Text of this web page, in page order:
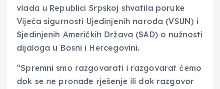
vlada u Republici Srpskoj shvatila poruke
Vijeća sigurnosti Ujedinjenih naroda (VSUN) i
Sjedinjenih Američkih Država (SAD) o nužnosti
dijaloga u Bosni i Hercegovini.
“Spremni smo razgovarati i razgovarat ćemo
dok se ne pronađe rješenje ili dok razgovor